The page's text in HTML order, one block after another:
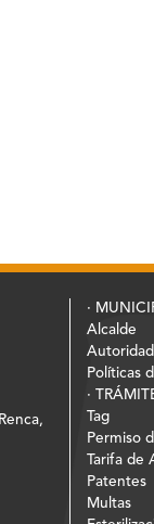
·
Alcalde
Políticas
·
Tag
Permiso
Tarifa de
Patentes
Multas